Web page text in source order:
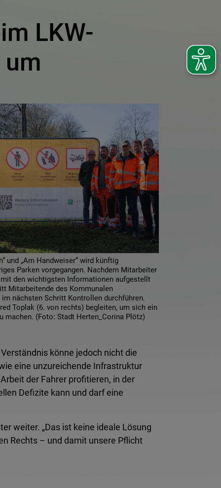
LKW-
und „Am Handweiser“ wird künftig
Parken vorgegangen. Nachdem Mitarbeiter
den wichtigsten Informationen aufgestellt
Mitarbeitende des Kommunalen
nächsten Schritt Kontrollen durchführen.
Toplak (6. von rechts) begleiten, um sich ein
machen. (Foto: Stadt Herten_Corina Plötz)
könne jedoch nicht die
eine unzureichende Infrastruktur
der Fahrer profitieren, in der
Defizite kann und darf eine
weiter. „Das ist keine ideale Lösung
Rechts – und damit unsere Pflicht